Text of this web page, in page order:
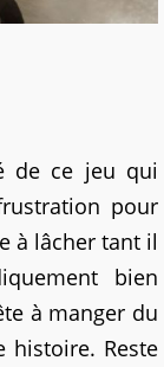
de ce jeu qui
pour
à lâcher tant il
bien
à manger du
histoire. Reste